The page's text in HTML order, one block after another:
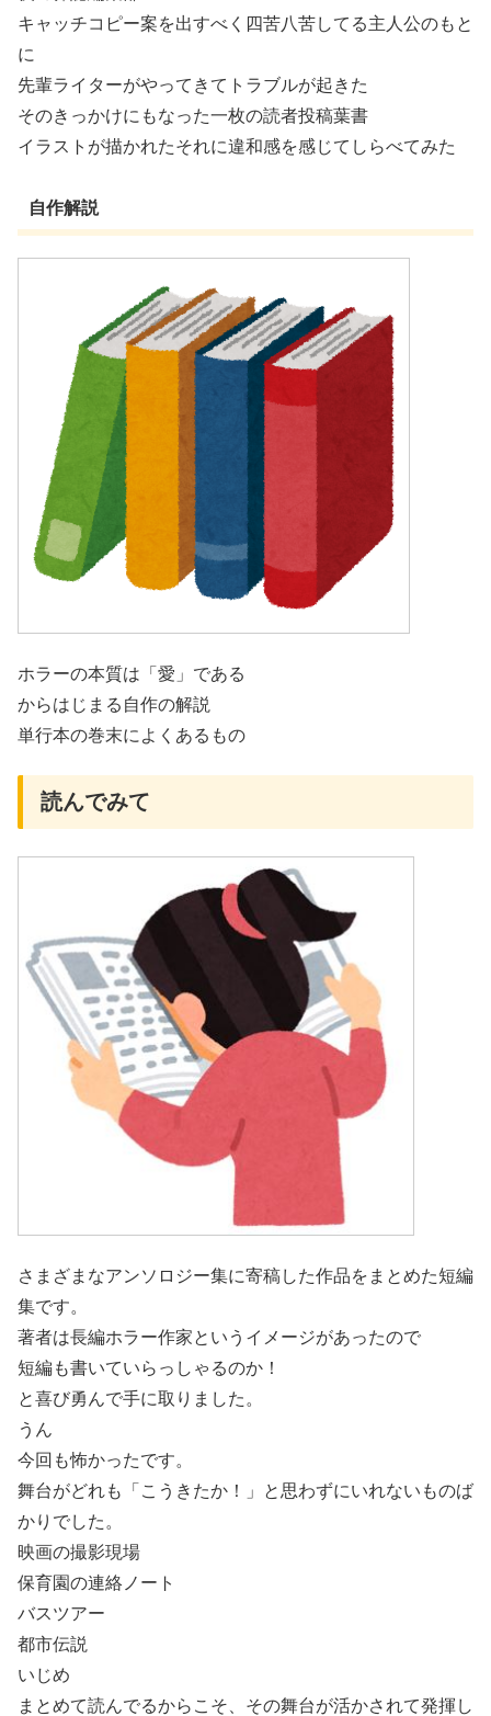
キャッチコピー案を出すべく四苦八苦してる主人公のもと
に
先輩ライターがやってきてトラブルが起きた
そのきっかけにもなった一枚の読者投稿葉書
イラストが描かれたそれに違和感を感じてしらべてみた
自作解説
ホラーの本質は「愛」である
からはじまる自作の解説
単行本の巻末によくあるもの
読んでみて
さまざまなアンソロジー集に寄稿した作品をまとめた短編
集です。
著者は長編ホラー作家というイメージがあったので
短編も書いていらっしゃるのか！
と喜び勇んで手に取りました。
うん
今回も怖かったです。
舞台がどれも「こうきたか！」と思わずにいれないものば
かりでした。
映画の撮影現場
保育園の連絡ノート
バスツアー
都市伝説
いじめ
まとめて読んでるからこそ、その舞台が活かされて発揮し